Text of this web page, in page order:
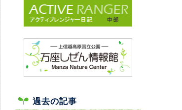
過去の記事